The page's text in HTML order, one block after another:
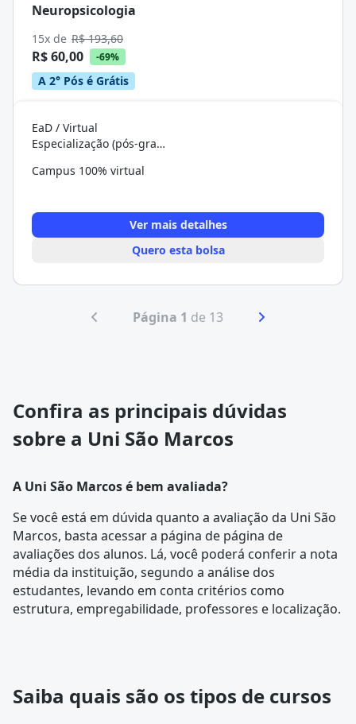
Neuropsicologia
15x de R$ 193,60
R$ 60,00 -69%
A 2° Pós é Grátis
EaD / Virtual
Especialização (pós-graduação)
Campus 100% virtual
Ver mais detalhes
Quero esta bolsa
Página 1 de 13
Confira as principais dúvidas
sobre a Uni São Marcos
A Uni São Marcos é bem avaliada?
Se você está em dúvida quanto a avaliação da Uni São
Marcos, basta acessar a página de página de
avaliações dos alunos. Lá, você poderá conferir a nota
média da instituição, segundo a análise dos
estudantes, levando em conta critérios como
estrutura, empregabilidade, professores e localização.
Saiba quais são os tipos de cursos